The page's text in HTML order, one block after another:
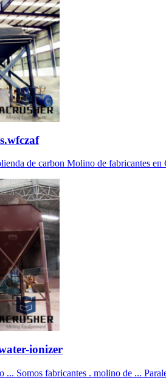
de carbon Molino de fabricantes
ionizer
Somos fabricantes . molino de ...